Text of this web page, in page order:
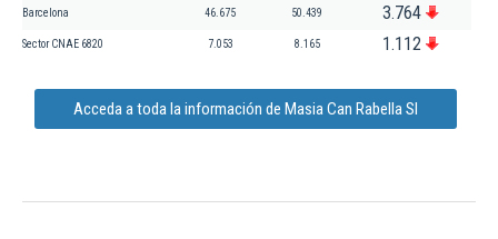
Barcelona 46.675 50.439 3.764
Sector CNAE 6820 7.053 8.165 1.112
Acceda a toda la información de Masia Can Rabella Sl